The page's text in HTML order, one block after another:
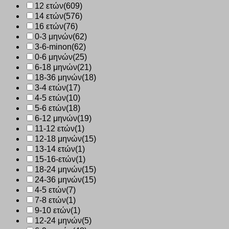
12 ετών(609)
14 ετών(576)
16 ετών(76)
0-3 μηνών(62)
3-6-minon(62)
0-6 μηνών(25)
6-18 μηνών(21)
18-36 μηνών(18)
3-4 ετών(17)
4-5 ετών(10)
5-6 ετών(18)
6-12 μηνών(19)
11-12 ετών(1)
12-18 μηνών(15)
13-14 ετών(1)
15-16-ετών(1)
18-24 μηνών(15)
24-36 μηνών(15)
4-5 ετών(7)
7-8 ετών(1)
9-10 ετών(1)
12-24 μηνών(5)